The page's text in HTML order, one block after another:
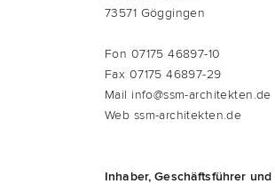
73571 Göggingen
Fon 07175 46897-10
Fax 07175 46897-29
Mail info@ssm-architekten.de
Web ssm-architekten.de
Inha­ber, Geschäfts­füh­rer und